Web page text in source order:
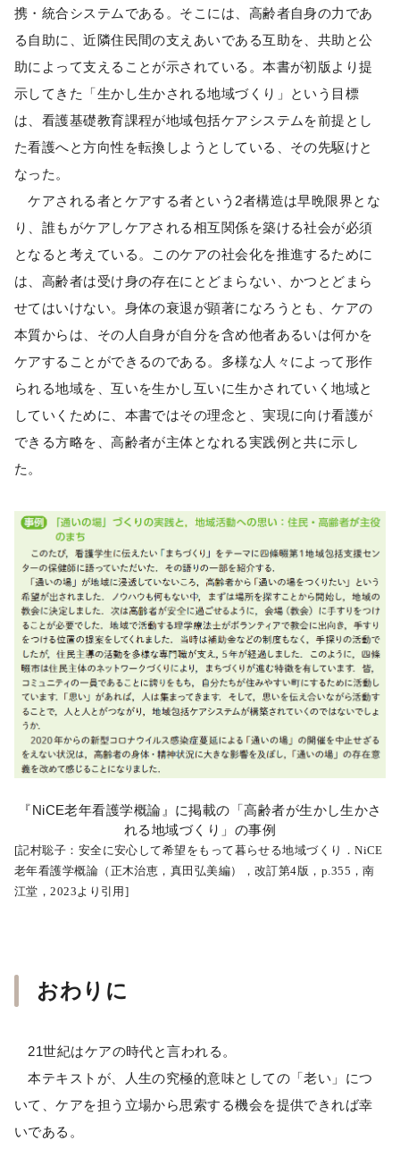
携・統合システムである。そこには、高齢者自身の力であ
る自助に、近隣住民間の支えあいである互助を、共助と公
助によって支えることが示されている。本書が初版より提
示してきた「生かし生かされる地域づくり」という目標
は、看護基礎教育課程が地域包括ケアシステムを前提とし
た看護へと方向性を転換しようとしている、その先駆けと
なった。
ケアされる者とケアする者という2者構造は早晩限界とな
り、誰もがケアしケアされる相互関係を築ける社会が必須
となると考えている。このケアの社会化を推進するために
は、高齢者は受け身の存在にとどまらない、かつとどまら
せてはいけない。身体の衰退が顕著になろうとも、ケアの
本質からは、その人自身が自分を含め他者あるいは何かを
ケアすることができるのである。多様な人々によって形作
られる地域を、互いを生かし互いに生かされていく地域と
していくために、本書ではその理念と、実現に向け看護が
できる方略を、高齢者が主体となれる実践例と共に示し
た。
『NiCE老年看護学概論』に掲載の「高齢者が生かし生かさ
れる地域づくり」の事例
[記村聡子：安全に安心して希望をもって暮らせる地域づくり．NiCE
老年看護学概論（正木治恵，真田弘美編），改訂第4版，p.355，南
江堂，2023より引用]
おわりに
21世紀はケアの時代と言われる。
本テキストが、人生の究極的意味としての「老い」につ
いて、ケアを担う立場から思索する機会を提供できれば幸
いである。